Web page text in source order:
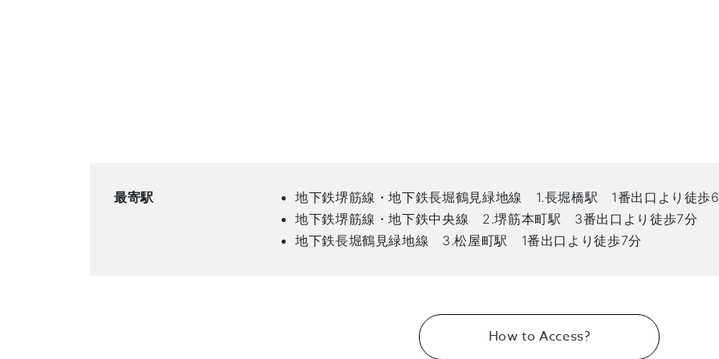
最寄駅
地下鉄堺筋線・地下鉄長堀鶴見緑地線 1.長堀橋駅 1番出口より徒歩
地下鉄堺筋線・地下鉄中央線 2.堺筋本町駅 3番出口より徒歩7分
地下鉄長堀鶴見緑地線 3.松屋町駅 1番出口より徒歩7分
How to Access?